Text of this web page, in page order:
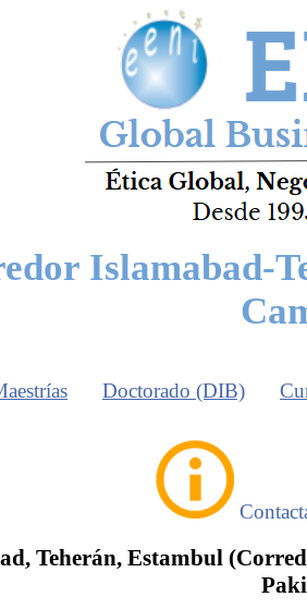
Islamabad-
Doctorado (DIB)
Teherán, Estambul